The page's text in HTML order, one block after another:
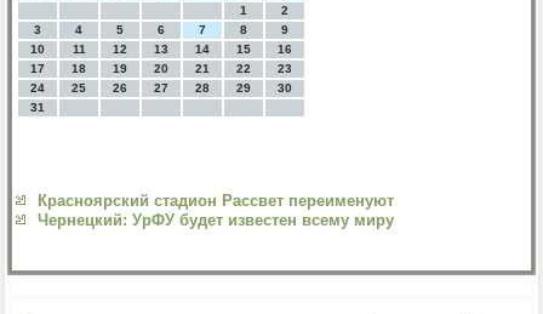
1
2
3
4 5 6 7 8
9
10
11 12 13 14 15
16
17
18 19 20 21 22
23
24
25 26 27 28 29
30
31
Красноярский стадион Рассвет переименуют
Чернецкий: УрФУ будет известен всему миру